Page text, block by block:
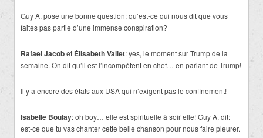
Guy A. pose une bonne question: qu’est-ce qui nous dit que vous
faites pas partie d’une immense conspiration?
Rafael Jacobet Élisabeth Vallet: yes, le moment sur Trump de la
semaine. On dit qu’il est l’incompétent en chef… en parlant de Trump!
Il y a encore des états aux USA qui n’exigent pas le confinement!
Isabelle Boulay: oh boy… elle est spirituelle à soir elle! Guy A. dit:
est-ce que tu vas chanter cette belle chanson pour nous faire pleurer.